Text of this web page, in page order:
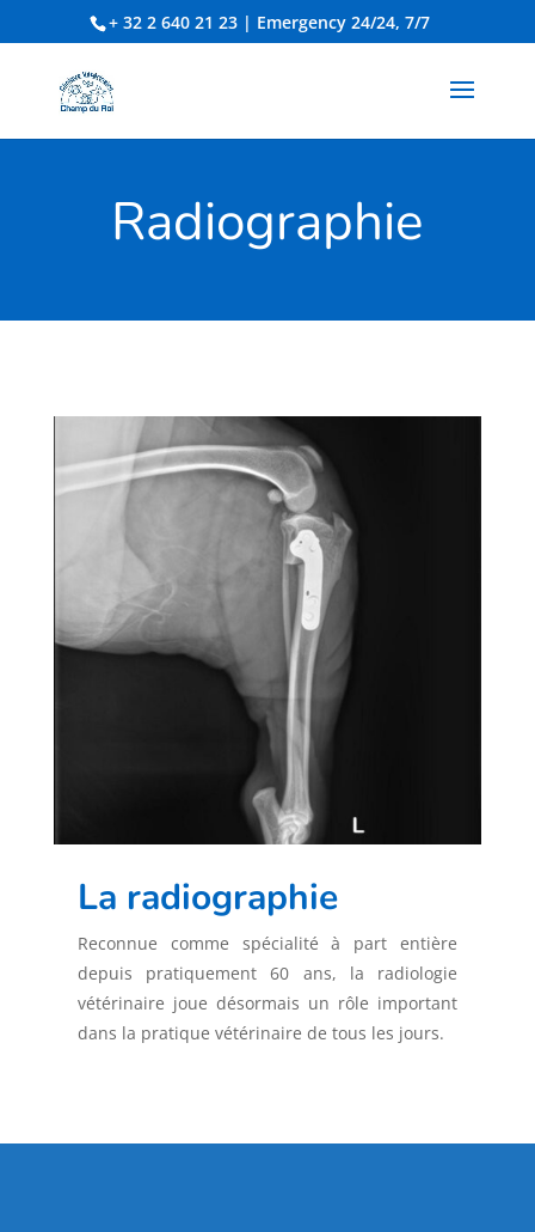
+ 32 2 640 21 23| Emergency 24/24, 7/7
Radiographie
La radiographie
Reconnue comme spécialité à part entière
depuis pratiquement 60 ans, la radiologie
vétérinaire joue désormais un rôle important
dans la pratique vétérinaire de tous les jours.